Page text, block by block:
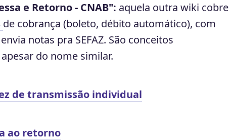
e Retorno - CNAB": aquela outra wiki cobre
de cobrança (boleto, débito automático), com
notas pra SEFAZ. São conceitos
do nome similar.
de transmissão individual
ao retorno